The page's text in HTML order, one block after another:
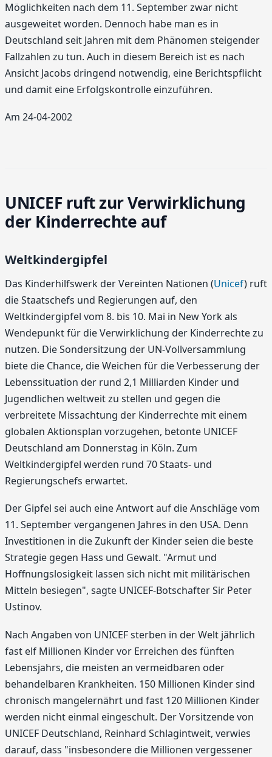
Möglichkeiten nach dem 11. September zwar nicht
ausgeweitet worden. Dennoch habe man es in
Deutschland seit Jahren mit dem Phänomen steigender
Fallzahlen zu tun. Auch in diesem Bereich ist es nach
Ansicht Jacobs dringend notwendig, eine Berichtspflicht
und damit eine Erfolgskontrolle einzuführen.
Am 24-04-2002
UNICEF ruft zur Verwirklichung
der Kinderrechte auf
Weltkindergipfel
Das Kinderhilfswerk der Vereinten Nationen (Unicef) ruft
die Staatschefs und Regierungen auf, den
Weltkindergipfel vom 8. bis 10. Mai in New York als
Wendepunkt für die Verwirklichung der Kinderrechte zu
nutzen. Die Sondersitzung der UN-Vollversammlung
biete die Chance, die Weichen für die Verbesserung der
Lebenssituation der rund 2,1 Milliarden Kinder und
Jugendlichen weltweit zu stellen und gegen die
verbreitete Missachtung der Kinderrechte mit einem
globalen Aktionsplan vorzugehen, betonte UNICEF
Deutschland am Donnerstag in Köln. Zum
Weltkindergipfel werden rund 70 Staats- und
Regierungschefs erwartet.
Der Gipfel sei auch eine Antwort auf die Anschläge vom
11. September vergangenen Jahres in den USA. Denn
Investitionen in die Zukunft der Kinder seien die beste
Strategie gegen Hass und Gewalt. "Armut und
Hoffnungslosigkeit lassen sich nicht mit militärischen
Mitteln besiegen", sagte UNICEF-Botschafter Sir Peter
Ustinov.
Nach Angaben von UNICEF sterben in der Welt jährlich
fast elf Millionen Kinder vor Erreichen des fünften
Lebensjahrs, die meisten an vermeidbaren oder
behandelbaren Krankheiten. 150 Millionen Kinder sind
chronisch mangelernährt und fast 120 Millionen Kinder
werden nicht einmal eingeschult. Der Vorsitzende von
UNICEF Deutschland, Reinhard Schlagintweit, verwies
darauf, dass "insbesondere die Millionen vergessener